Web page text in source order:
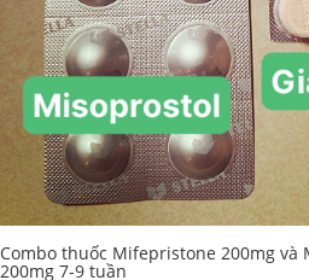
Mua thuốc Mifepristone và